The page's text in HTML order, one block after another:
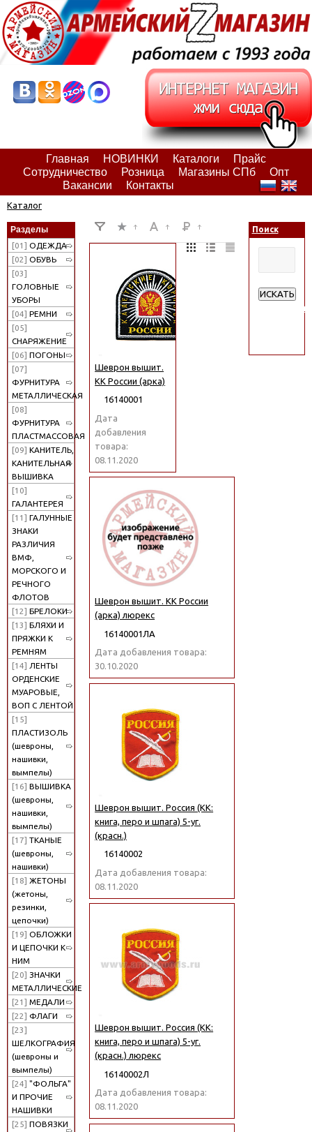
Главная НОВИНКИ Каталоги
Прайс
Сотрудничество
Розница Магазины СПб
Опт
Вакансии
Контакты
Каталог
Разделы
[01] ОДЕЖДА
[02] ОБУВЬ
[03]
ГОЛОВНЫЕ
УБОРЫ
[04] РЕМНИ
[05]
СНАРЯЖЕНИЕ
[06] ПОГОНЫ
[07]
ФУРНИТУРА
МЕТАЛЛИЧЕСКАЯ
[08]
ФУРНИТУРА
ПЛАСТМАССОВАЯ
[09] КАНИТЕЛЬ,
КАНИТЕЛЬНАЯ
ВЫШИВКА
[10]
ГАЛАНТЕРЕЯ
[11] ГАЛУННЫЕ
ЗНАКИ
РАЗЛИЧИЯ
ВМФ,
МОРСКОГО И
РЕЧНОГО
ФЛОТОВ
[12] БРЕЛОКИ
[13] БЛЯХИ И
ПРЯЖКИ К
РЕМНЯМ
[14] ЛЕНТЫ
ОРДЕНСКИЕ
МУАРОВЫЕ,
ВОП С ЛЕНТОЙ
[15]
ПЛАСТИЗОЛЬ
(шевроны,
нашивки,
вымпелы)
[16] ВЫШИВКА
(шевроны,
нашивки,
вымпелы)
[17] ТКАНЫЕ
(шевроны,
нашивки)
[18] ЖЕТОНЫ
(жетоны,
резинки,
цепочки)
[19] ОБЛОЖКИ
И ЦЕПОЧКИ К
НИМ
[20] ЗНАЧКИ
МЕТАЛЛИЧЕСКИЕ
[21] МЕДАЛИ
[22] ФЛАГИ
[23]
ШЕЛКОГРАФИЯ
(шевроны и
вымпелы)
[24] "ФОЛЬГА"
И ПРОЧИЕ
НАШИВКИ
[25] ПОВЯЗКИ
Шеврон вышит.
КК России (арка)
16140001
Дата
добавления
товара:
08.11.2020
Шеврон вышит. КК России
(арка) люрекс
16140001ЛА
Дата добавления товара:
30.10.2020
Шеврон вышит. Россия (КК:
книга, перо и шпага) 5-уг.
(красн.)
16140002
Дата добавления товара:
08.11.2020
Шеврон вышит. Россия (КК:
книга, перо и шпага) 5-уг.
(красн.) люрекс
16140002Л
Дата добавления товара:
08.11.2020
Поиск
ИСКАТЬ